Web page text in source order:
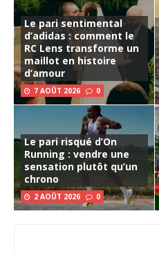
Le pari sentimental
d’adidas : comment le
RC Lens transforme un
maillot en histoire
d’amour
7 AOÛT 2026 0
Le pari risqué d’On
Running : vendre une
sensation plutôt qu’un
chrono
2 AOÛT 2026 0